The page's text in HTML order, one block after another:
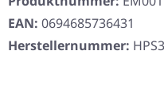
EAN: 0694685736431
Herstellernummer: